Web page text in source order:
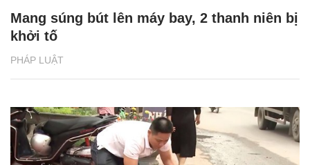
PHÁP LUẬT
Mang súng bút lên máy bay, 2 thanh niên bị
khởi tố